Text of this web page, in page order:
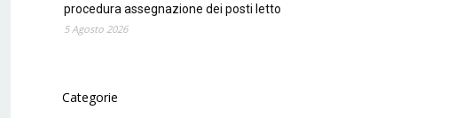
procedura assegnazione dei posti letto
5 Agosto 2026
Categorie